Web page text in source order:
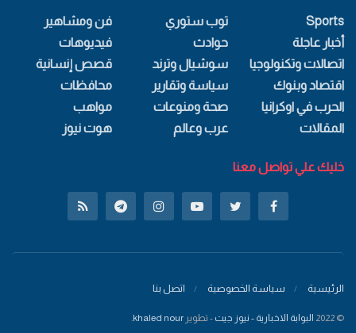
Sports
أخبار عاجلة
اتصالات وتكنولوجيا
اقتصاد وبنوك
الحرب في اوكرانيا
المقالات
توب ستوري
حوادث
سوشيال وترند
سياسة وتقارير
صحة ومنوعات
عرب وعالم
فن ومشاهير
فيديوهات
قصص إنسانية
محافظات
مواهب
هوت نيوز
خليك علي تواصل معنا
الرئيسية سياسة الخصوصية اتصل بنا
© 2022 البوابة الاخبارية - نيوز جيت - تطوير khaled nour
.